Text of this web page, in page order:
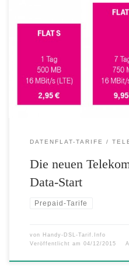
Data Start: Die neuen Internet
auch im schnellen LTE-Netz der
Downloadgeschwindigkeit bis zu
neue Datenflatrates für den
mit dem Tablet oder […]
DATENFLAT-TARIFE
Die neuen
Data-Start
Prepaid-Tarife
von Handy-DSL-Tarif.Info
Veröffentlicht am 04/12/2015